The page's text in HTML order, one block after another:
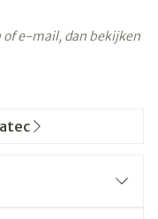
of e-mail, dan bekijken